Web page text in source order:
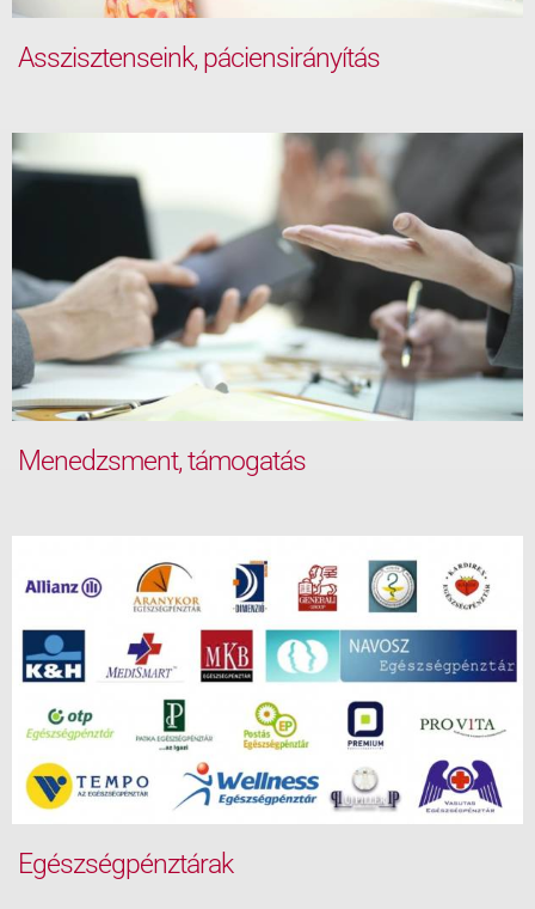
Asszisztenseink, páciensirányítás
Menedzsment, támogatás
Egészségpénztárak